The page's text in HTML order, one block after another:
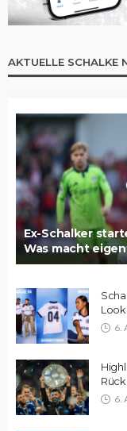
AKTUELLE SCHALKE
Ex-Schalker
Was macht
6.
6.